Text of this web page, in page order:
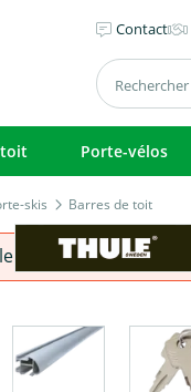
Contact
toit Porte-vélos
skis Barres de toit
pour s'assurer que